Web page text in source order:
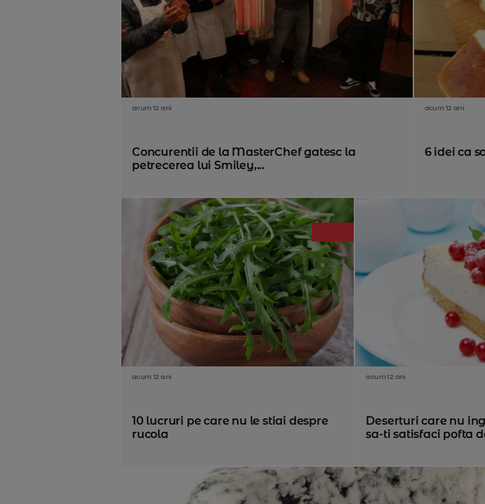
acum 12 ani
Concurentii de la MasterChef gatesc la
petrecerea lui Smiley,...
acum 12 ani
6 idei ca
acum 12 ani
10 lucruri pe care nu le stiai despre
rucola
acum 12 ani
Deserturi care nu
sa-ti satisfaci pofta